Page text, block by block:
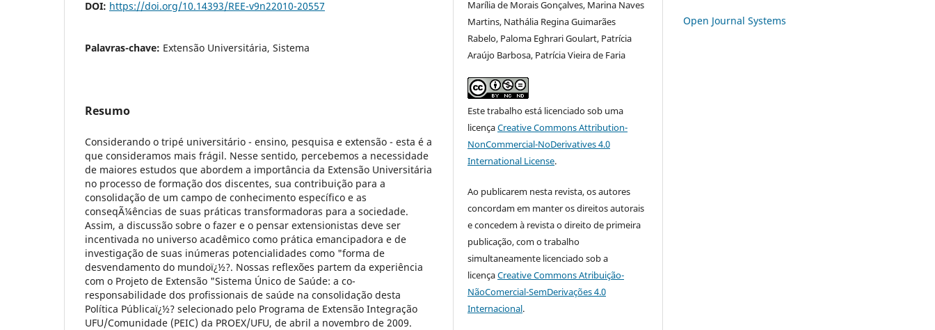
DOI: https://doi.org/10.14393/REE-v9n22010-20557
Palavras-chave: Extensão Universitária, Sistema
Resumo
Considerando o tripé universitário - ensino, pesquisa e extensão - esta é a
que consideramos mais frágil. Nesse sentido, percebemos a necessidade
de maiores estudos que abordem a importância da Extensão Universitária
no processo de formação dos discentes, sua contribuição para a
consolidação de um campo de conhecimento específico e as
conseqÃ¼ências de suas práticas transformadoras para a sociedade.
Assim, a discussão sobre o fazer e o pensar extensionistas deve ser
incentivada no universo acadêmico como prática emancipadora e de
investigação de suas inúmeras potencialidades como "forma de
desvendamento do mundoï¿½?. Nossas reflexões partem da experiência
com o Projeto de Extensão "Sistema Único de Saúde: a co-
responsabilidade dos profissionais de saúde na consolidação desta
Política Públicaï¿½? selecionado pelo Programa de Extensão Integração
UFU/Comunidade (PEIC) da PROEX/UFU, de abril a novembro de 2009.
Marília de Morais Gonçalves, Marina Naves
Martins, Nathália Regina Guimarães
Rabelo, Paloma Eghrari Goulart, Patrícia
Araújo Barbosa, Patrícia Vieira de Faria
Este trabalho está licenciado sob uma
licençaCreative Commons Attribution-
NonCommercial-NoDerivatives 4.0
International License.
Ao publicarem nesta revista, os autores
concordam em manter os direitos autorais
e concedem à revista o direito de primeira
publicação, com o trabalho
simultaneamente licenciado sob a
licençaCreative Commons Atribuição-
NãoComercial-SemDerivações 4.0
Internacional.
Open Journal Systems